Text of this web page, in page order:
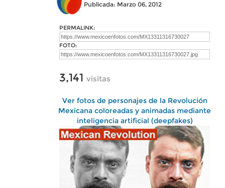
Publicada: Marzo 06, 2012
PERMALINK:
FOTO:
3,141 visitas
Ver fotos de personajes de la Revolución
Mexicana coloreadas y animadas mediante
inteligencia artificial (deepfakes)